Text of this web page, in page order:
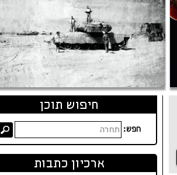
חיפוש תוכן
חפש:
ארכיון כתבות